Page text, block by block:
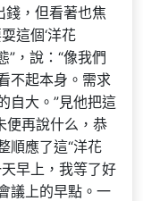
，但看著也焦
這個‘洋花
”，說：“像我們
不起本身。需求
自大。”見他把這
便再說什么，恭
順應了這“洋花
早上，我等了好
議上的早點。一